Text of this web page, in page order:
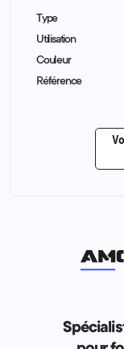
Type
Utilisation
Couleur
Référence